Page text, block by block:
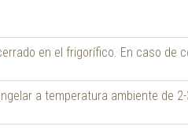
en el frigorífico. En caso de
a temperatura ambiente de